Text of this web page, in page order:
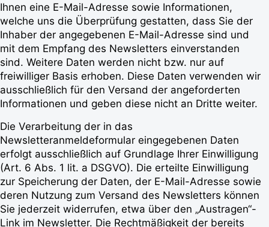
Ihnen eine E-Mail-Adresse sowie Informationen,
welche uns die Überprüfung gestatten, dass Sie der
Inhaber der angegebenen E-Mail-Adresse sind und
mit dem Empfang des Newsletters einverstanden
sind. Weitere Daten werden nicht bzw. nur auf
freiwilliger Basis erhoben. Diese Daten verwenden wir
ausschließlich für den Versand der angeforderten
Informationen und geben diese nicht an Dritte weiter.
Die Verarbeitung der in das
Newsletteranmeldeformular eingegebenen Daten
erfolgt ausschließlich auf Grundlage Ihrer Einwilligung
(Art. 6 Abs. 1 lit. a DSGVO). Die erteilte Einwilligung
zur Speicherung der Daten, der E-Mail-Adresse sowie
deren Nutzung zum Versand des Newsletters können
Sie jederzeit widerrufen, etwa über den „Austragen“-
Link im Newsletter. Die Rechtmäßigkeit der bereits